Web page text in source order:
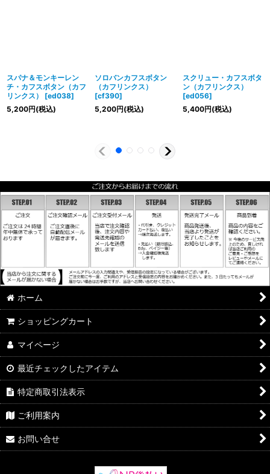
スパナ＆モンキーレン
チ・カフスボタン（カフ
リンクス）
[ed038]
5,200円(税込)
ソロバンカフスボタン
（カフリンクス）
[cf390]
5,200円(税込)
スクリュー・カフスボタ
ン（カフリンクス）
[ed056]
5,400円(税込)
ホーム
ショッピングカート
マイページ
最近チェックしたアイテム
特定商取引法表示
ご利用案内
お問い合せ